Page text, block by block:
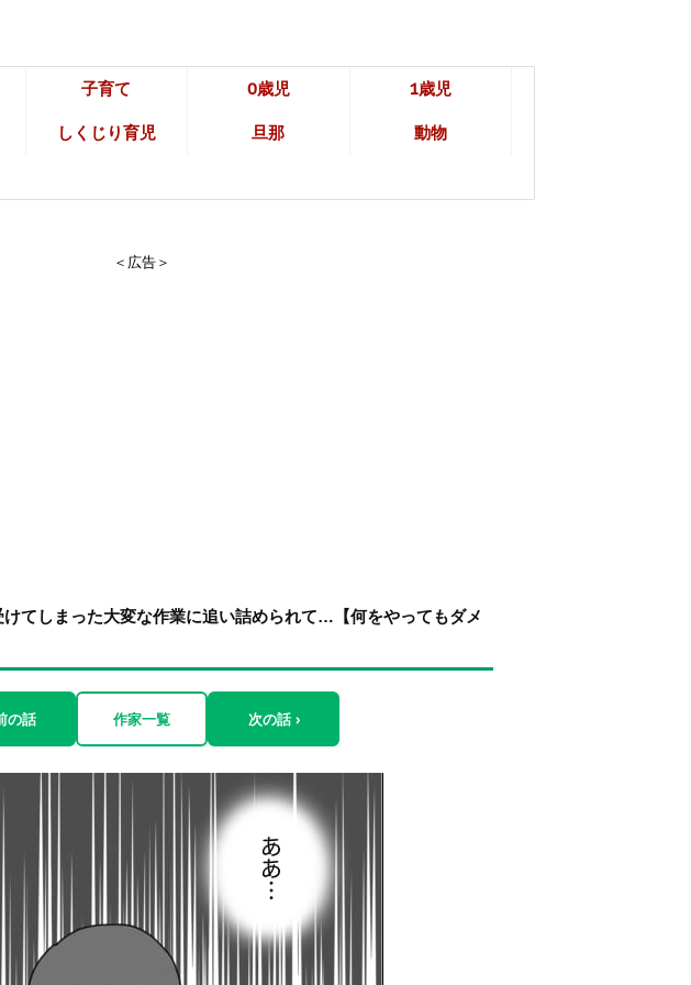
子育て 0歳児 1歳児
しくじり育児 旦那 動物
＜広告＞
てしまった大変な作業に追い詰められて…【何をやってもダメ
の話 作家一覧 次の話 ›